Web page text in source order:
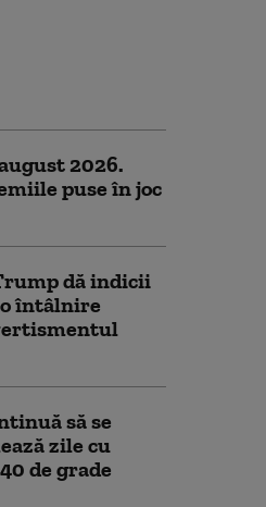
2026.
puse în joc
dă indicii
întâlnire
să se
zile cu
de grade